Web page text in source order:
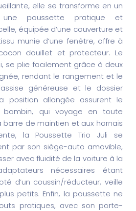
elle se transforme en un
poussette pratique et
équipée d’une couverture et
munie d’une fenêtre, offre à
douillet et protecteur. Le
se plie facilement grâce à deux
rendant le rangement et le
généreuse et le dossier
position allongée assurent le
qui voyage en toute
de maintien et aux harnais
la Poussette Trio Juli se
par son siège-auto amovible,
avec fluidité de la voiture à la
nécessaires étant
d’un coussin/réducteur, veille
petits. Enfin, la poussette ne
pratiques, avec son porte-